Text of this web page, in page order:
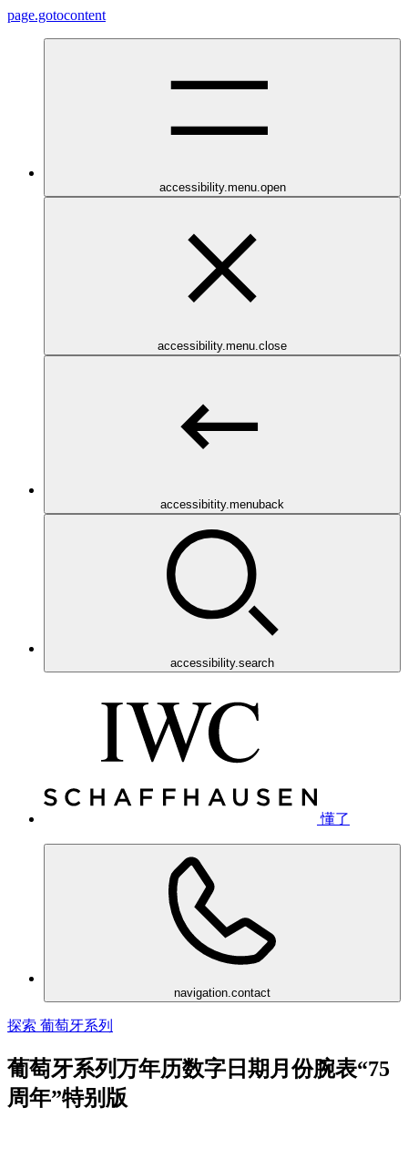
page.gotocontent
accessibility.menu.open
accessibility.menu.close
accessibitity.menuback
accessibility.search
懂了
navigation.contact
探索 葡萄牙系列
葡萄牙系列万年历数字日期月份腕表“75
周年”特别版